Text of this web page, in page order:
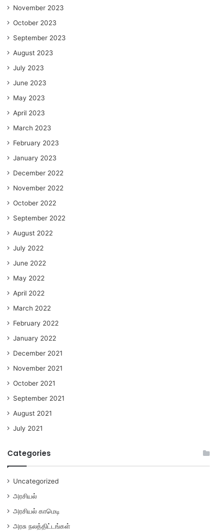
November 2023
October 2023
September 2023
August 2023
July 2023
June 2023
May 2023
April 2023
March 2023
February 2023
January 2023
December 2022
November 2022
October 2022
September 2022
August 2022
July 2022
June 2022
May 2022
April 2022
March 2022
February 2022
January 2022
December 2021
November 2021
October 2021
September 2021
August 2021
July 2021
Categories
Uncategorized
அரசியல்
அரசியல் காமெடி
அரசு நலத்திட்டங்கள்